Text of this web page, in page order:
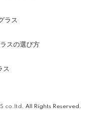
ラス
スの選び方
ス
co.ltd. All Rights Reserved.